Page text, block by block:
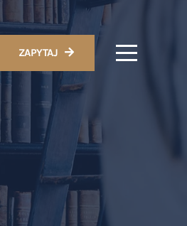
ZAPYTAJ